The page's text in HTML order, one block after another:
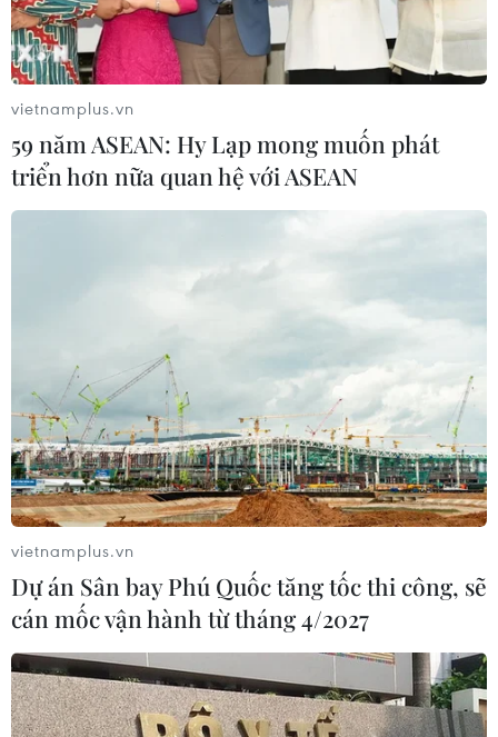
vietnamplus.vn
59 năm ASEAN: Hy Lạp mong muốn phát
triển hơn nữa quan hệ với ASEAN
vietnamplus.vn
Dự án Sân bay Phú Quốc tăng tốc thi công, sẽ
cán mốc vận hành từ tháng 4/2027